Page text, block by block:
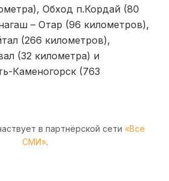
Обход п.Кордай (80
– Отар (96 километров),
(266 километров),
(32 километра) и
Каменогорск (763
в партнёрской сети «Все
СМИ».